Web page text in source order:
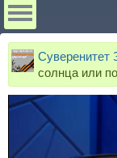
Суверенитет
солнца или